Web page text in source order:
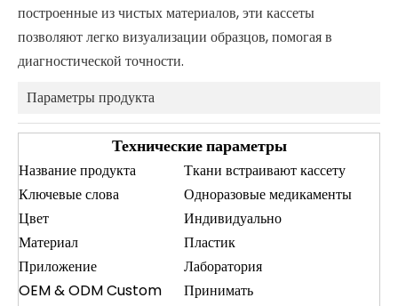
построенные из чистых материалов, эти кассеты
позволяют легко визуализации образцов, помогая в
диагностической точности.
Параметры продукта
Технические параметры
Название продукта
Ткани встраивают кассету
Ключевые слова
Одноразовые медикаменты
Цвет
Индивидуально
Материал
Пластик
Приложение
Лаборатория
OEM & ODM Custom
Принимать